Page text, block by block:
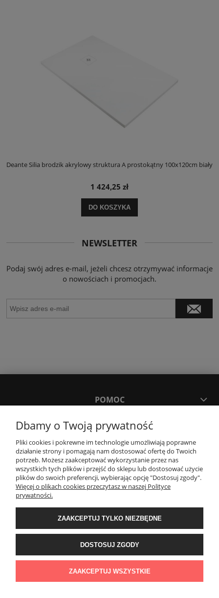
Deante Silia brodzik akrylowy struktura A prostokątny 100x120cm biały
1 424,25 zł
DO KOSZYKA
NEWSLETTER
Podaj swój adres e-mail, jeżeli chcesz otrzymywać informacje
o nowościach i promocjach.
POMOC
MOJE KONTO
PŁATNOŚCI I DOSTAWA
KONTAKT
Wyposażenie łazienek Łazienki.eco | Pawła 23, 41-708 Ruda Śląska | E-mail:
sklep@lazienki.eco | Tel.: 600 012 164 lub 600 012 159 | TGS Przemysław
Stoń | NIP: 6312213594 | REGON: 276403698
Dbamy o Twoją prywatność
Pliki cookies i pokrewne im technologie umożliwiają poprawne
działanie strony i pomagają nam dostosować ofertę do Twoich
potrzeb. Możesz zaakceptować wykorzystanie przez nas
wszystkich tych plików i przejść do sklepu lub dostosować użycie
plików do swoich preferencji, wybierając opcję "Dostosuj zgody".
Więcej o plikach cookies przeczytasz w naszej Polityce
prywatności.
ZAAKCEPTUJ TYLKO NIEZBĘDNE
DOSTOSUJ ZGODY
ZAAKCEPTUJ WSZYSTKIE